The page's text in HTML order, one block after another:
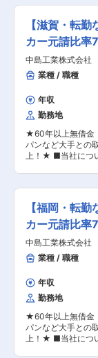
から施工管理ま
ことになります
部門へ依頼するためCAD
客と一緒に考えな
裁量と自由度が高
ら顧客提案や施工
じていただきやすいです！ ■入
は、営業所の教育
がら、当社の業務
だき、独り立ちで
ただいております！ ＼当社で働く魅力♪／ （1
ライフプランに併
転勤はございませ
もしているため、
可能です！ （2）
身の考えを反映
り、その実績に基
め、年次に関係な
に、食品（日清食
半導体（TSMC/
表する大手メー
ただき、最初から
立ち、「どうつく
を考え、大手工場
計、工程管理、メ
スを提供しております！ ■お任せす
顧客に対して給排
修・メンテナンス
まで一貫して担当
直接やり取りしな
い」「元請企業で
へおすすめです！ 《具体的には…》 担当してる既
存顧客に対して、
算などのニーズ
から施工管理ま
ことになります
部門へ依頼するためCAD
客と一緒に考えな
裁量と自由度が高
ら顧客提案や施工
じていただきやすいです！ ■入
は、営業所の教育
がら、当社の業務
だき、独り立ちで
ただいております！ ＼当社で働く魅力♪／ （1
ライフプランに併
転勤はございませ
【滋賀・転
カー元請比率
中島工業株式会社
業種 / 職種
年収
勤務地
★60年以上無借金
パンなど大手との
上！★ ■当社につ
に、食品（日清食
半導体（TSMC/
表する大手メー
ただき、最初から
立ち、「どうつく
を考え、大手工場
計、工程管理、メ
スを提供しております！ ■お任せす
顧客に対して給排
修・メンテナンス
まで一貫して担当
直接やり取りしな
い」「元請企業で
へおすすめです！ 《具体的には…》 担当してる既
存顧客に対して、
算などのニーズ
【福岡・転
カー元請比率
中島工業株式会社
業種 / 職種
年収
勤務地
★60年以上無借金
パンなど大手との
上！★ ■当社につ